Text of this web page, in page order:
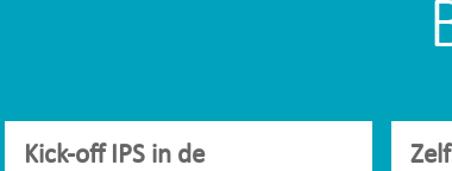
Kick-off IPS in de